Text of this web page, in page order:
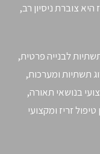
לפני כ-20 שנה, ומאז היא צוברת ניסיון רב,
לבנייה פרטית,
תשתיות ומערכות,
בנושאי תאורה,
זריז ומקצועי